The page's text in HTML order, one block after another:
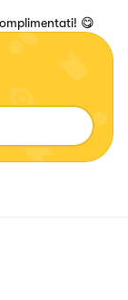
😋